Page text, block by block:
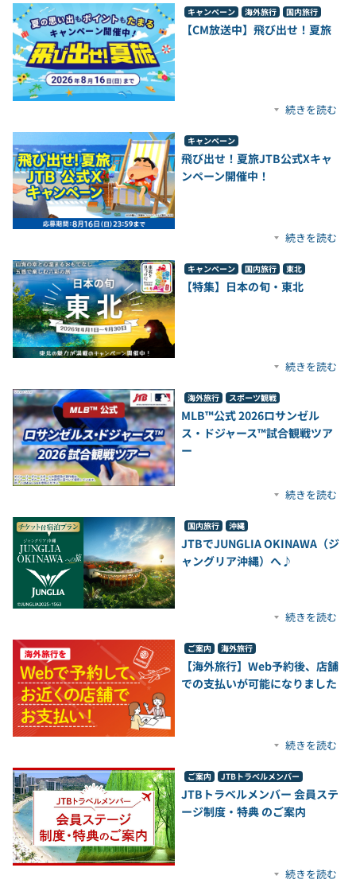
キャンペーン 海外旅行 国内旅行
【CM放送中】飛び出せ！夏旅
続きを読む
キャンペーン
飛び出せ！夏旅JTB公式Xキャ
ンペーン開催中！
続きを読む
キャンペーン 国内旅行 東北
【特集】日本の旬・東北
続きを読む
海外旅行 スポーツ観戦
MLB™公式 2026ロサンゼル
ス・ドジャース™試合観戦ツア
ー
続きを読む
国内旅行 沖縄
JTBでJUNGLIA OKINAWA（ジ
ャングリア沖縄）へ♪
続きを読む
ご案内 海外旅行
【海外旅行】Web予約後、店舗
での支払いが可能になりました
続きを読む
ご案内 JTBトラベルメンバー
JTBトラベルメンバー 会員ステ
ージ制度・特典 のご案内
続きを読む